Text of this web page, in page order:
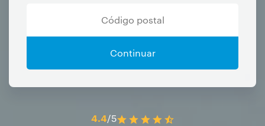
Continuar
4.4/5